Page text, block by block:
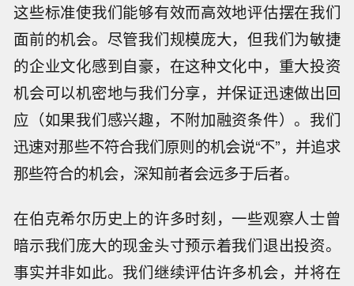
这些标准使我们能够有效而高效地评估摆在我们
面前的机会。尽管我们规模庞大，但我们为敏捷
的企业文化感到自豪，在这种文化中，重大投资
机会可以机密地与我们分享，并保证迅速做出回
应（如果我们感兴趣，不附加融资条件）。我们
迅速对那些不符合我们原则的机会说“不”，并追求
那些符合的机会，深知前者会远多于后者。
在伯克希尔历史上的许多时刻，一些观察人士曾
暗示我们庞大的现金头寸预示着我们退出投资。
事实并非如此。我们继续评估许多机会，并将在